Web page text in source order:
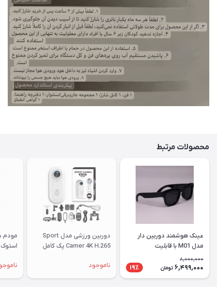
محصولات مرتبط
عینک هوشمند دوربین دار
مدل M01 با قابلیت
فیلم‌برداری ۴K
8,000,000
6,499,000 تومان 19٪
دوربین ورزشی مدل Sport
Camer 4K H.265 پک کامل
ناموجود